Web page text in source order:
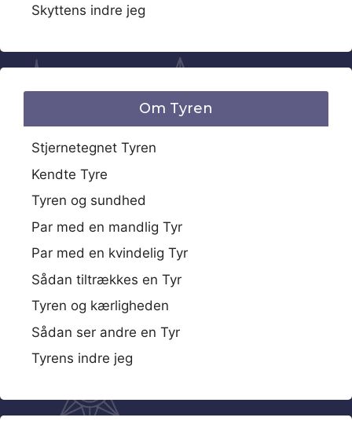
Skyttens indre jeg
Om Tyren
Stjernetegnet Tyren
Kendte Tyre
Tyren og sundhed
Par med en mandlig Tyr
Par med en kvindelig Tyr
Sådan tiltrækkes en Tyr
Tyren og kærligheden
Sådan ser andre en Tyr
Tyrens indre jeg